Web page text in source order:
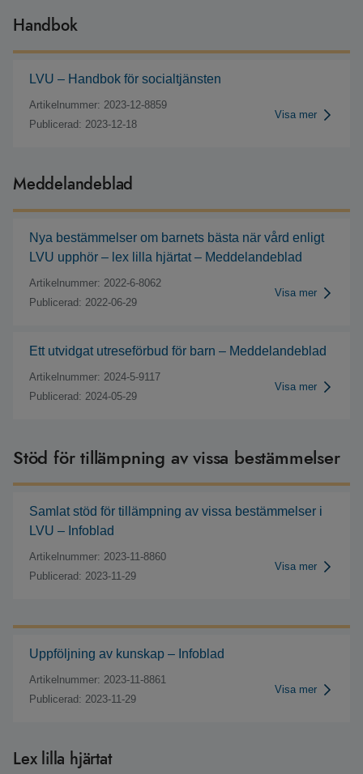
Handbok
LVU – Handbok för socialtjänsten
Artikelnummer: 2023-12-8859
Publicerad: 2023-12-18
Visa mer
Meddelandeblad
Nya bestämmelser om barnets bästa när vård enligt
LVU upphör – lex lilla hjärtat – Meddelandeblad
Artikelnummer: 2022-6-8062
Publicerad: 2022-06-29
Visa mer
Ett utvidgat utreseförbud för barn – Meddelandeblad
Artikelnummer: 2024-5-9117
Publicerad: 2024-05-29
Visa mer
Stöd för tillämpning av vissa bestämmelser
Samlat stöd för tillämpning av vissa bestämmelser i
LVU – Infoblad
Artikelnummer: 2023-11-8860
Publicerad: 2023-11-29
Visa mer
Uppföljning av kunskap – Infoblad
Artikelnummer: 2023-11-8861
Publicerad: 2023-11-29
Visa mer
Lex lilla hjärtat